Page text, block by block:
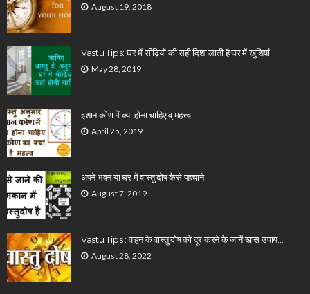
August 19, 2018
Vastu Tips: घर में सीढ़ियों की सही दिशा लाती है घर में खुशियां
May 28, 2019
इशान कोण में क्या होना चाहिए व् महत्त्व
April 25, 2019
अपने भवन या घर में वास्तु दोष कैसे पहचाने
August 7, 2019
Vastu Tips : वाहन के वास्तु दोष को दूर करने के जानें खास उपाय…
August 28, 2022